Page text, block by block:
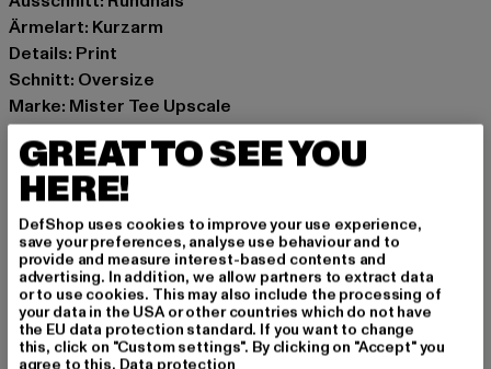
Ärmelart: Kurzarm
Details: Print
Schnitt: Oversize
Marke: Mister Tee Upscale
Kat.: T-Shirts
Farbe: weiß
Hersteller Farbe: white
Art.Nr: MT1981-00220
Hersteller: TB International GmbH |info@tbint.de
Dr.-Robert-Murjahn-Straße 7 | 64372 Ober-Ramstadt |
DE
GREAT TO SEE YOU
HERE!
DefShop uses cookies to improve your use experience,
save your preferences, analyse use behaviour and to
provide and measure interest-based contents and
advertising. In addition, we allow partners to extract data
or to use cookies. This may also include the processing of
your data in the USA or other countries which do not have
the EU data protection standard. If you want to change
this, click on "Custom settings". By clicking on "Accept" you
agree to this. Data protection